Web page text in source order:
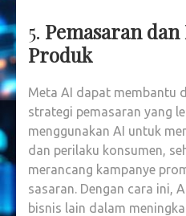
5. Pemasaran
Produk
Meta AI dapat membantu
strategi pemasaran yang
menggunakan AI untuk
dan perilaku konsumen,
merancang kampanye
sasaran. Dengan cara ini,
bisnis lain dalam